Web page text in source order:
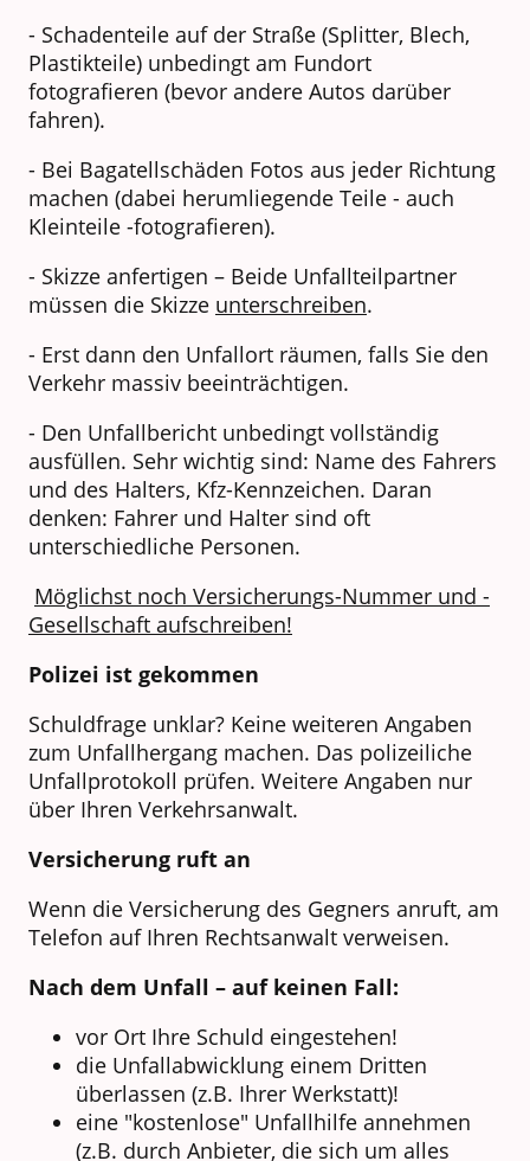
- Schadenteile auf der Straße (Splitter, Blech,
Plastikteile) unbedingt am Fundort
fotografieren (bevor andere Autos darüber
fahren).
- Bei Bagatellschäden Fotos aus jeder Richtung
machen (dabei herumliegende Teile - auch
Kleinteile -fotografieren).
- Skizze anfertigen – Beide Unfallteilpartner
müssen die Skizze unterschreiben.
- Erst dann den Unfallort räumen, falls Sie den
Verkehr massiv beeinträchtigen.
- Den Unfallbericht unbedingt vollständig
ausfüllen. Sehr wichtig sind: Name des Fahrers
und des Halters, Kfz-Kennzeichen. Daran
denken: Fahrer und Halter sind oft
unterschiedliche Personen.
Möglichst noch Versicherungs-Nummer und -
Gesellschaft aufschreiben!
Polizei ist gekommen
Schuldfrage unklar? Keine weiteren Angaben
zum Unfallhergang machen. Das polizeiliche
Unfallprotokoll prüfen. Weitere Angaben nur
über Ihren Verkehrsanwalt.
Versicherung ruft an
Wenn die Versicherung des Gegners anruft, am
Telefon auf Ihren Rechtsanwalt verweisen.
Nach dem Unfall – auf keinen Fall:
vor Ort Ihre Schuld eingestehen!
die Unfallabwicklung einem Dritten
überlassen (z.B. Ihrer Werkstatt)!
eine "kostenlose" Unfallhilfe annehmen
(z.B. durch Anbieter, die sich um alles